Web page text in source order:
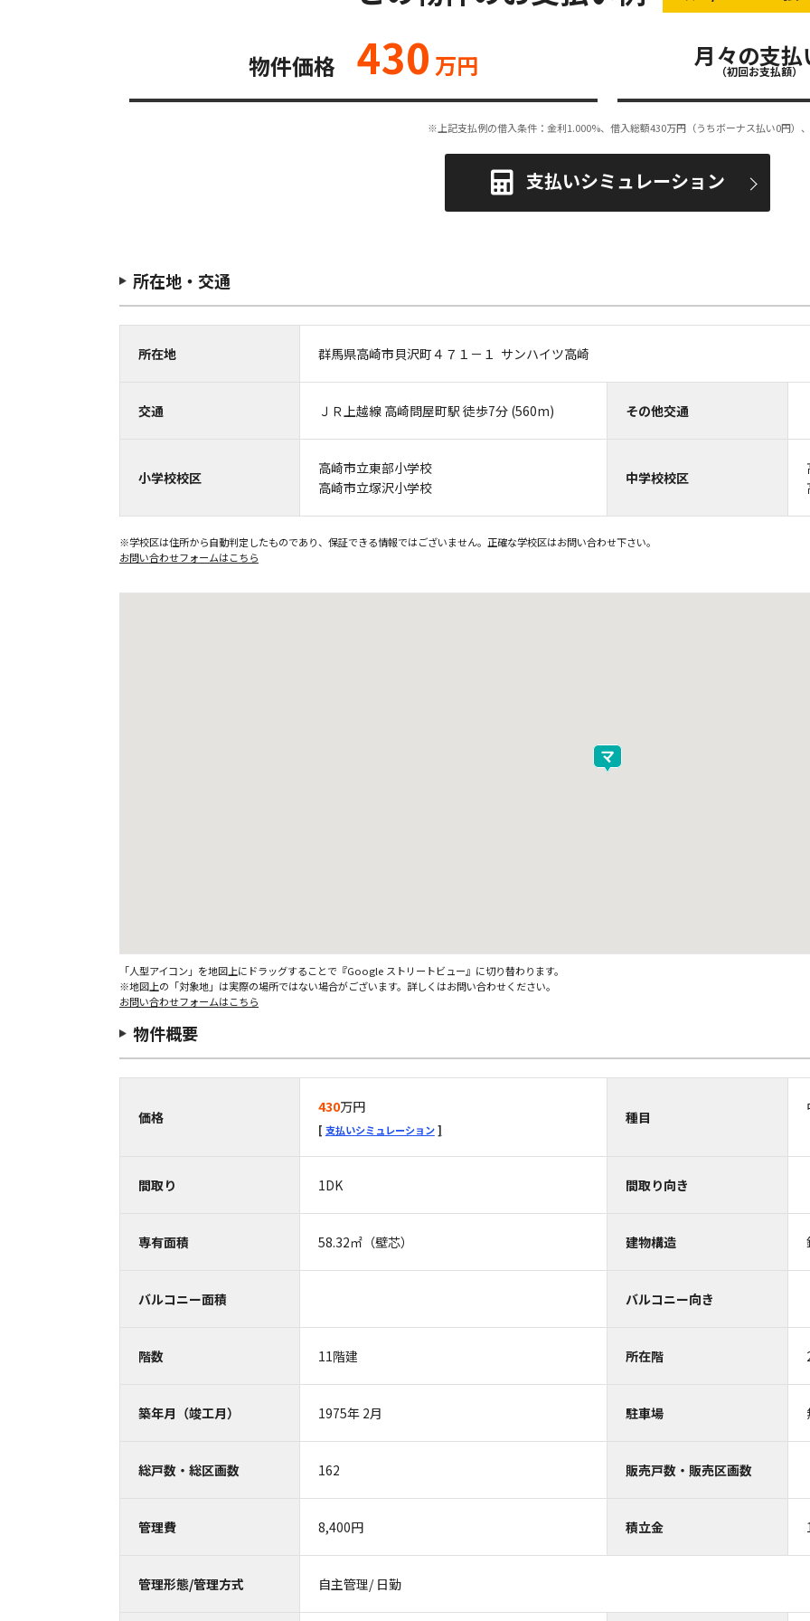
物件価格 430 万円 月々の支払
（初回お支払額）
※上記支払例の借入条件：金利1.000%、借入総額430万円（うちボーナス払い0円）
支払いシミュレーション
所在地・交通
所在地 群馬県高崎市貝沢町４７１－１ サンハイツ高崎
交通 ＪＲ上越線 高崎問屋町駅 徒歩7分 (560m) その他交通
小学校校区
高崎市立東部小学校
高崎市立塚沢小学校
中学校校区
※学校区は住所から自動判定したものであり、保証できる情報ではございません。正確な学校区はお問い合わせ下さい。
お問い合わせフォームはこちら
「人型アイコン」を地図上にドラッグすることで『Google ストリートビュー』に切り替わります。
※地図上の「対象地」は実際の場所ではない場合がございます。詳しくはお問い合わせください。
お問い合わせフォームはこちら
物件概要
価格
430万円
支払いシミュレーション
種目
間取り 1DK 間取り向き
専有面積 58.32㎡（壁芯） 建物構造
バルコニー面積 バルコニー向き
階数 11階建 所在階
築年月（竣工月） 1975年 2月 駐車場
総戸数・総区画数 162 販売戸数・販売区画数
管理費 8,400円 積立金
管理形態/管理方式 自主管理/ 日勤